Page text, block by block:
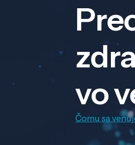
vo
Čomu sa